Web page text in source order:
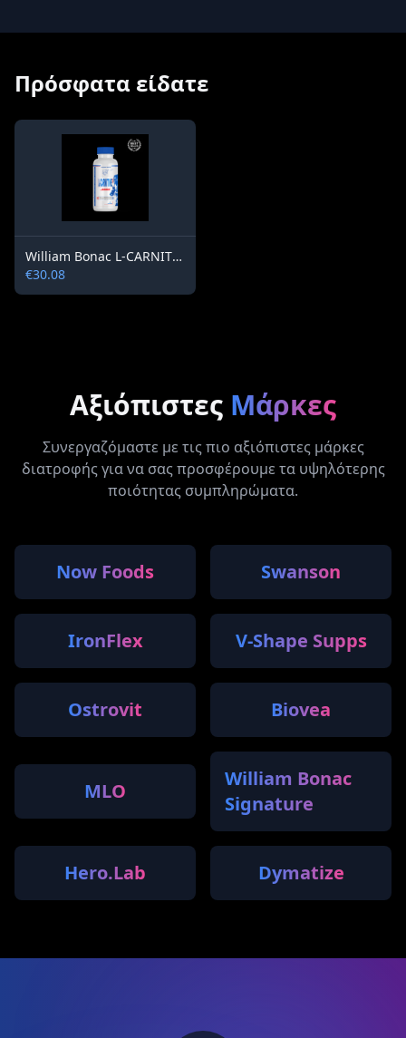
Πρόσφατα είδατε
William Bonac L-CARNITINE 3000 ULTIMATE WITH GREEN TEA EXTRACT
€30.08
Αξιόπιστες Μάρκες
Συνεργαζόμαστε με τις πιο αξιόπιστες μάρκες
διατροφής για να σας προσφέρουμε τα υψηλότερης
ποιότητας συμπληρώματα.
Now Foods Swanson
IronFlex V-Shape Supps
Ostrovit Biovea
MLO
William Bonac
Signature
Hero.Lab Dymatize